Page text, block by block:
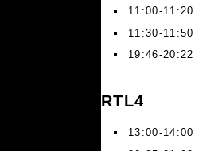
11:00-11:20
11:30-11:50
19:46-20:22
RTL4
13:00-14:00